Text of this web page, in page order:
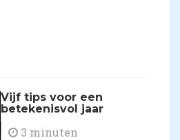
Vijf tips voor een
betekenisvol jaar
3 minuten